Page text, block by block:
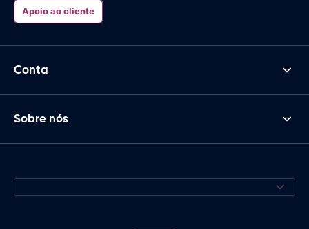
Apoio ao cliente
Conta
Sobre nós